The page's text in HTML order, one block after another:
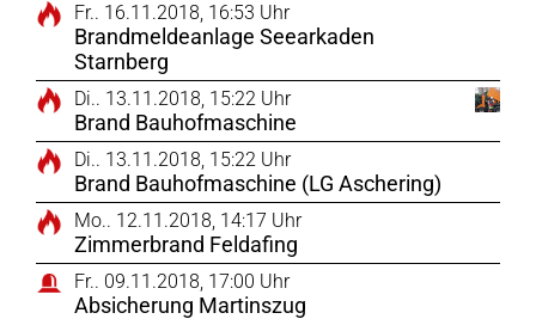
Fr.. 16.11.2018, 16:53 Uhr
Brandmeldeanlage Seearkaden
Starnberg
Di.. 13.11.2018, 15:22 Uhr
Brand Bauhofmaschine
Di.. 13.11.2018, 15:22 Uhr
Brand Bauhofmaschine (LG Aschering)
Mo.. 12.11.2018, 14:17 Uhr
Zimmerbrand Feldafing
Fr.. 09.11.2018, 17:00 Uhr
Absicherung Martinszug